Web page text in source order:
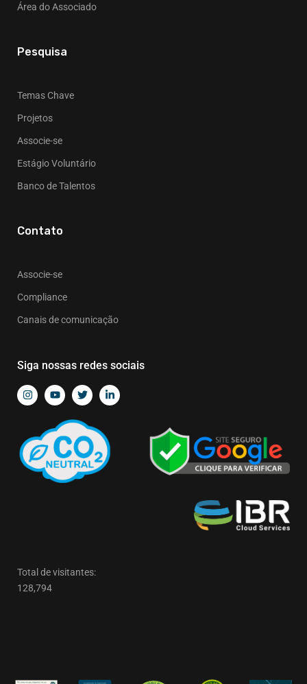
Área do Associado
Pesquisa
Temas Chave
Projetos
Associe-se
Estágio Voluntário
Banco de Talentos
Contato
Associe-se
Compliance
Canais de comunicação
Siga nossas redes sociais
Total de visitantes:
128,794